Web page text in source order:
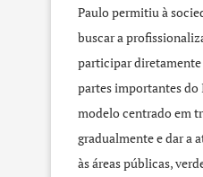
Paulo permitiu à
buscar a
participar
partes importantes do
modelo centrado em
gradualmente e dar a
às áreas públicas,